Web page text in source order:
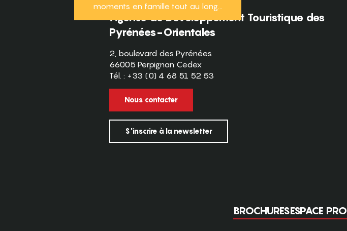
moments en famille tout au long...
Agence de Développement Touristique des
Pyrénées-Orientales
2, boulevard des Pyrénées
66005 Perpignan Cedex
Tél. : +33 (0) 4 68 51 52 53
Nous contacter
S'inscrire à la newsletter
BROCHURESESPACE PRO